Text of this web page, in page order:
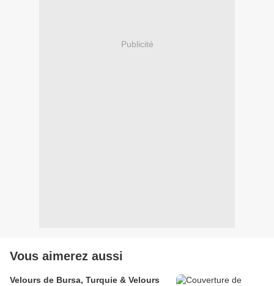
Publicité
Vous aimerez aussi
Velours de Bursa, Turquie & Velours